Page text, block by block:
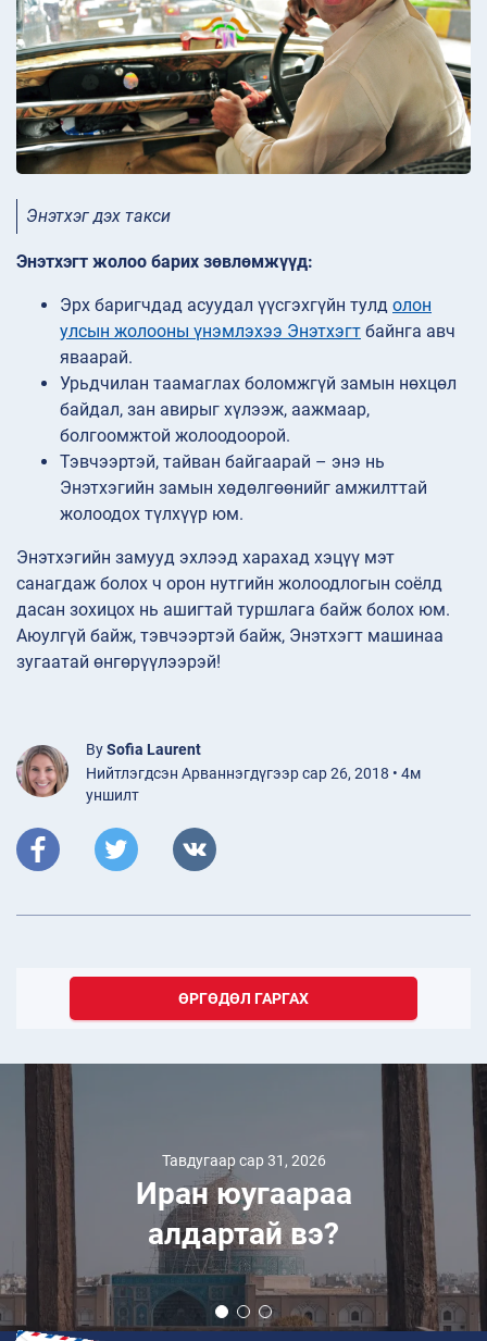
Энэтхэг дэх такси
Энэтхэгт жолоо барих зөвлөмжүүд:
Эрх баригчдад асуудал үүсгэхгүйн тулд олон
улсын жолооны үнэмлэхээ Энэтхэгт байнга авч
яваарай.
Урьдчилан таамаглах боломжгүй замын нөхцөл
байдал, зан авирыг хүлээж, аажмаар,
болгоомжтой жолоодоорой.
Тэвчээртэй, тайван байгаарай – энэ нь
Энэтхэгийн замын хөдөлгөөнийг амжилттай
жолоодох түлхүүр юм.
Энэтхэгийн замууд эхлээд харахад хэцүү мэт
санагдаж болох ч орон нутгийн жолоодлогын соёлд
дасан зохицох нь ашигтай туршлага байж болох юм.
Аюулгүй байж, тэвчээртэй байж, Энэтхэгт машинаа
зугаатай өнгөрүүлээрэй!
BySofia Laurent
Нийтлэгдсэн Арваннэгдүгээр сар 26, 2018 • 4м
уншилт
ӨРГӨДӨЛ ГАРГАХ
Тавдугаар сар 31, 2026
Иран юугаараа
алдартай вэ?